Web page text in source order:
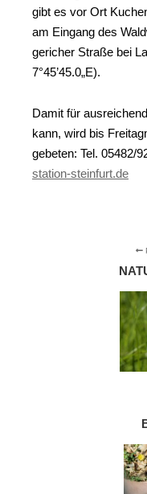
gibt es vor Ort
am Ein­gang des
ge­ri­cher Stra­ße bei
7°45’45.0„E).
Damit für
kann, wird bis
gebe­ten: Tel. 05482/
station-steinfurt.de